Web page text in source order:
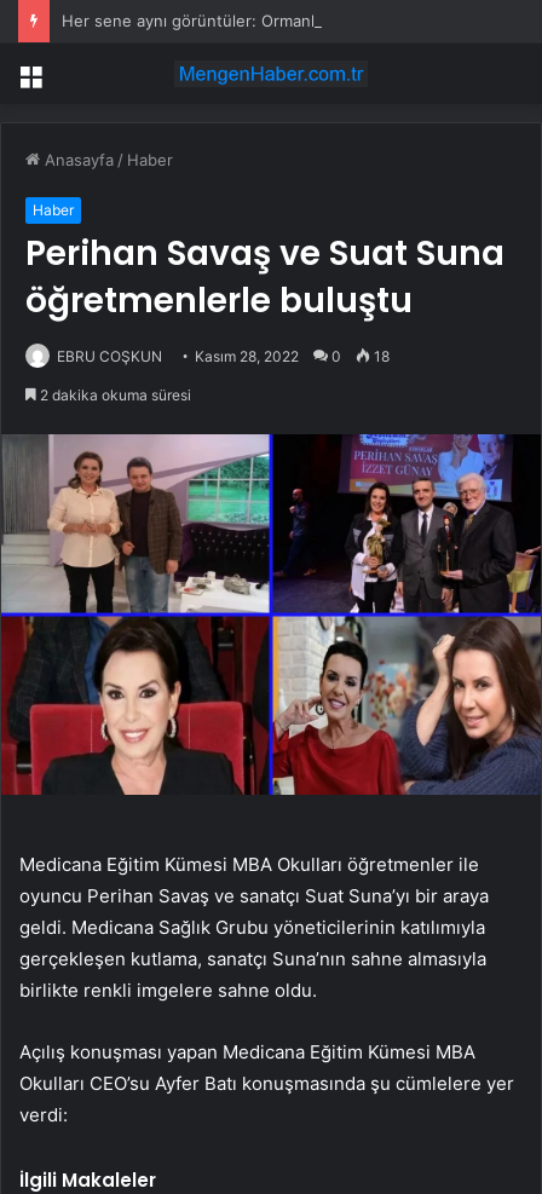
Menü
Anasayfa / Haber
Haber
Perihan Savaş ve Suat Suna
öğretmenlerle buluştu
EBRU COŞKUN Kasım 28, 2022 0 18
2 dakika okuma süresi
Medicana Eğitim Kümesi MBA Okulları öğretmenler ile
oyuncu Perihan Savaş ve sanatçı Suat Suna’yı bir araya
geldi. Medicana Sağlık Grubu yöneticilerinin katılımıyla
gerçekleşen kutlama, sanatçı Suna’nın sahne almasıyla
birlikte renkli imgelere sahne oldu.
Açılış konuşması yapan Medicana Eğitim Kümesi MBA
Okulları CEO’su Ayfer Batı konuşmasında şu cümlelere yer
verdi:
İlgili Makaleler